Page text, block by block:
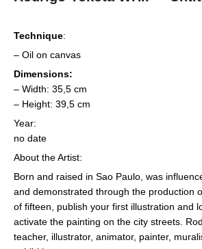
Technique:
– Oil on canvas
Dimensions:
– Width: 35,5 cm
– Height: 39,5 cm
Year:
no date
About the Artist:
Born and raised in Sao Paulo, was
and demonstrated through the production
of fifteen, publish your first illustration and
activate the painting on the city streets.
teacher, illustrator, animator, painter,